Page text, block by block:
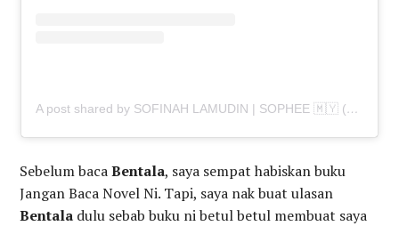
A post shared by SOFINAH LAMUDIN | SOPHEE 🇲🇾 (@sofinah696)
Sebelum bacaBentala, saya sempat habiskan buku
Jangan Baca Novel Ni. Tapi, saya nak buat ulasan
Bentala dulu sebab buku ni betul betul membuat saya